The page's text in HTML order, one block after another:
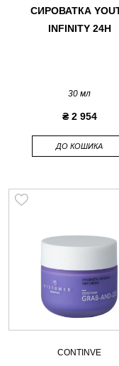
СИРОВАТКА
INFINITY 24H
30 мл
₴ 2 954
ДО КОШИКА
CONTINVE